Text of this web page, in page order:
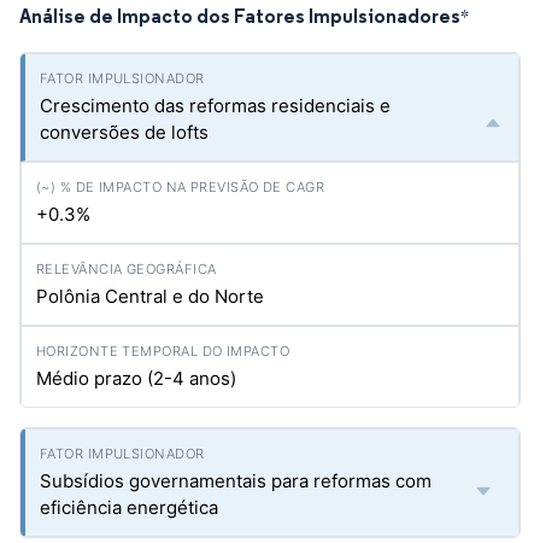
Análise de Impacto dos Fatores Impulsionadores*
Crescimento das reformas residenciais e
conversões de lofts
+0.3%
Polônia Central e do Norte
Médio prazo (2-4 anos)
Subsídios governamentais para reformas com
eficiência energética